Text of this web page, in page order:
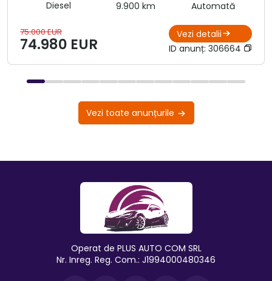
Diesel 9.900 km Automată
75.000 EUR
74.980 EUR
Vezi detalii
ID anunț: 306664
Vezi toate anunțurile
Operat de PLUS AUTO COM SRL
Nr. Inreg. Reg. Com.: J1994000480346